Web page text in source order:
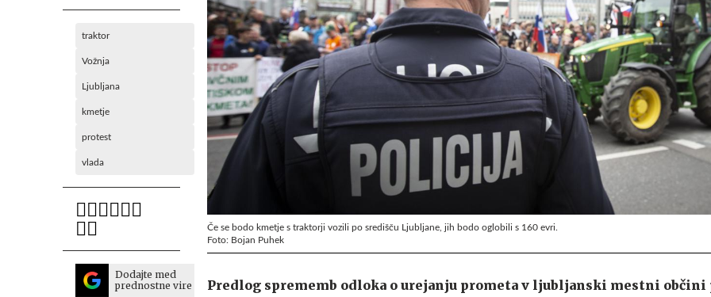
traktor
Vožnja
Ljubljana
kmetje
protest
vlada
Dodajte med
prednostne vire
Če se bodo kmetje s traktorji vozili po središču Ljubljane, jih bodo oglobili s 160 evri.
Foto: Bojan Puhek
Predlog sprememb odloka o urejanju prometa v ljubljanski mestni občini